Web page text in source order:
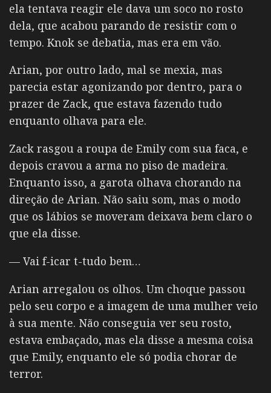
ela tentava reagir ele dava um soco no rosto
dela, que acabou parando de resistir com o
tempo. Knok se debatia, mas era em vão.
Arian, por outro lado, mal se mexia, mas
parecia estar agonizando por dentro, para o
prazer de Zack, que estava fazendo tudo
enquanto olhava para ele.
Zack rasgou a roupa de Emily com sua faca, e
depois cravou a arma no piso de madeira.
Enquanto isso, a garota olhava chorando na
direção de Arian. Não saiu som, mas o modo
que os lábios se moveram deixava bem claro o
que ela disse.
— Vai f-icar t-tudo bem…
Arian arregalou os olhos. Um choque passou
pelo seu corpo e a imagem de uma mulher veio
à sua mente. Não conseguia ver seu rosto,
estava embaçado, mas ela disse a mesma coisa
que Emily, enquanto ele só podia chorar de
terror.